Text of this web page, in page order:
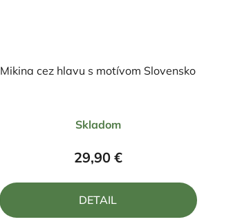
Mikina cez hlavu s motívom Slovensko
hodnotenie
produktu
5,0
z
Skladom
29,90 €
DETAIL